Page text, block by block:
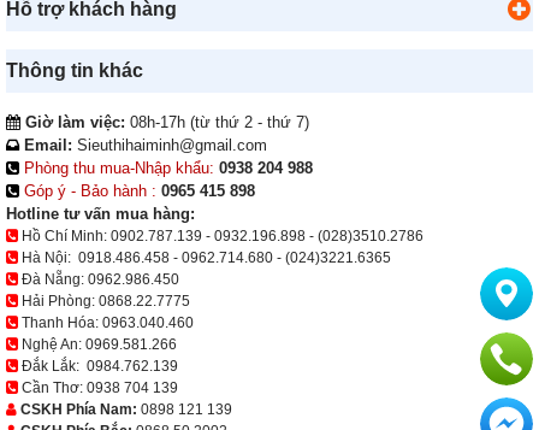
Hỗ trợ khách hàng
Thông tin khác
Giờ làm việc: 08h-17h (từ thứ 2 - thứ 7)
Email: Sieuthihaiminh@gmail.com
Phòng thu mua-Nhập khẩu: 0938 204 988
Góp ý - Bảo hành : 0965 415 898
Hotline tư vấn mua hàng:
Hồ Chí Minh: 0902.787.139 - 0932.196.898 - (028)3510.2786
Hà Nội: 0918.486.458 - 0962.714.680 - (024)3221.6365
Đà Nẵng: 0962.986.450
Hải Phòng: 0868.22.7775
Thanh Hóa: 0963.040.460
Nghệ An: 0969.581.266
Đắk Lắk: 0984.762.139
Cần Thơ: 0938 704 139
CSKH Phía Nam: 0898 121 139